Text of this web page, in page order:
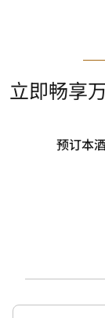
立即畅享
预订本